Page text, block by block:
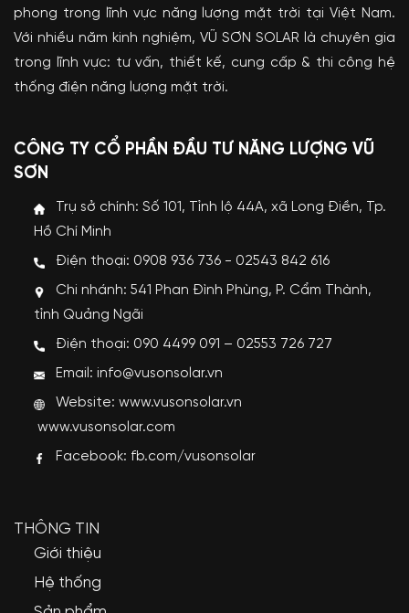
phong trong lĩnh vực năng lượng mặt trời tại Việt Nam.
Với nhiều năm kinh nghiệm, VŨ SƠN SOLAR là chuyên gia
trong lĩnh vực: tư vấn, thiết kế, cung cấp & thi công hệ
thống điện năng lượng mặt trời.
CÔNG TY CỔ PHẦN ĐẦU TƯ NĂNG LƯỢNG VŨ
SƠN
Trụ sở chính: Số 101, Tỉnh lộ 44A, xã Long Điền, Tp.
Hồ Chí Minh
Điện thoại: 0908 936 736 - 02543 842 616
Chi nhánh: 541 Phan Đình Phùng, P. Cẩm Thành,
tỉnh Quảng Ngãi
Điện thoại: 090 4499 091 – 02553 726 727
Email: info@vusonsolar.vn
Website:www.vusonsolar.vn
www.vusonsolar.com
Facebook: fb.com/vusonsolar
THÔNG TIN
Giới thiệu
Hệ thống